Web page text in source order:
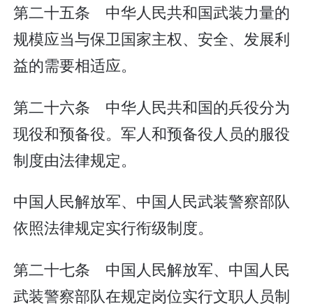
第二十五条 中华人民共和国武装力量的
规模应当与保卫国家主权、安全、发展利
益的需要相适应。
第二十六条 中华人民共和国的兵役分为
现役和预备役。军人和预备役人员的服役
制度由法律规定。
中国人民解放军、中国人民武装警察部队
依照法律规定实行衔级制度。
第二十七条 中国人民解放军、中国人民
武装警察部队在规定岗位实行文职人员制